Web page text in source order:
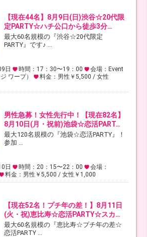
【現在44名】8月9日(日)渋谷☆20代限
定PARTY☆ハチ公口から徒歩3分…
最大60名規模の『渋谷☆20代限定
PARTY』です♪ ...
日 時間：17：30〜19：00
会場：Event
ワープ）
料金：男性￥5,500 / 女性
男性急募！女性先行中！【現在82名】
8月10日(月・祝前)池袋☆恋活PART…
最大120名規模の『池袋☆恋活PARTY』！
参加 ...
日 時間：20：15〜22：00
会場：
料金：男性￥5,500 / 女性￥1,000
【現在52名！プチ年の差！】8月11日
(火・祝)恵比寿☆恋活PARTY☆スカ…
最大60名規模の『恵比寿☆プチ年の差☆
恋活PARTY ...